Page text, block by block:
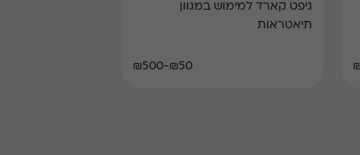
גיפט קארד למימוש במגוון
תיאטראות
₪50-₪500